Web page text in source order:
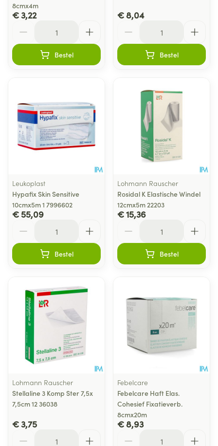
8cmx4m
€ 3,22
Bestel
€ 8,04
Bestel
Leukoplast
Hypafix Skin Sensitive
10cmx5m 1 7996602
€ 55,09
Bestel
Lohmann Rauscher
Rosidal K Elastische Windel
12cmx5m 22203
€ 15,36
Bestel
Lohmann Rauscher
Stellaline 3 Komp Ster 7,5x
7,5cm 12 36038
€ 3,75
Febelcare
Febelcare Haft Elas.
Cohesief Fixatieverb.
8cmx20m
€ 8,93